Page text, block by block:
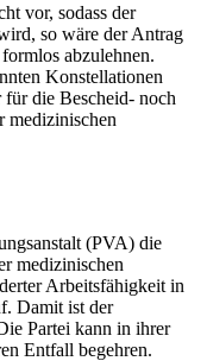
vor, sodass der
so wäre der Antrag
abzulehnen.
Konstellationen
die Bescheid- noch
medizinischen
(PVA) die
medizinischen
Arbeitsfähigkeit in
Damit ist der
Partei kann in ihrer
Entfall begehren.